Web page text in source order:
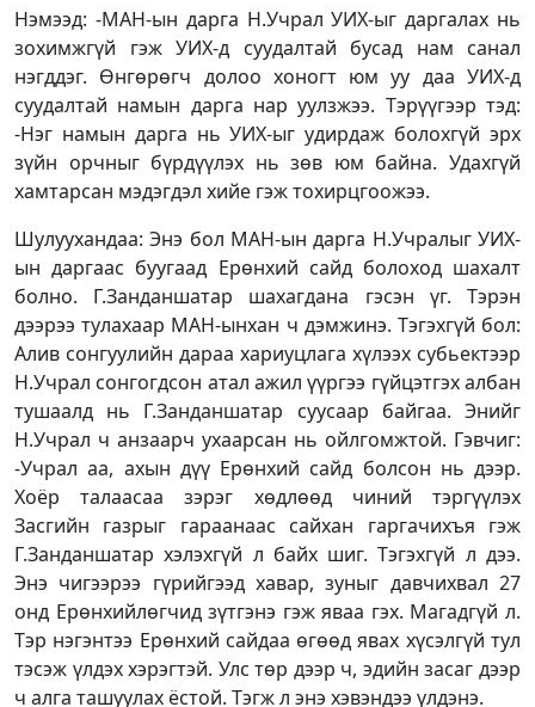
Нэмээд: -МАН-ын дарга Н.Учрал УИХ-ыг даргалах нь
зохимжгүй гэж УИХ-д суудалтай бусад нам санал
нэгддэг. Өнгөрөгч долоо хоногт юм уу даа УИХ-д
суудалтай намын дарга нар уулзжээ. Тэрүүгээр тэд:
-Нэг намын дарга нь УИХ-ыг удирдаж болохгүй эрх
зүйн орчныг бүрдүүлэх нь зөв юм байна. Удахгүй
хамтарсан мэдэгдэл хийе гэж тохирцгоожээ.
Шулуухандаа: Энэ бол МАН-ын дарга Н.Учралыг УИХ-
ын даргаас буугаад Ерөнхий сайд болоход шахалт
болно. Г.Занданшатар шахагдана гэсэн үг. Тэрэн
дээрээ тулахаар МАН-ынхан ч дэмжинэ. Тэгэхгүй бол:
Алив сонгуулийн дараа хариуцлага хүлээх субьектээр
Н.Учрал сонгогдсон атал ажил үүргээ гүйцэтгэх албан
тушаалд нь Г.Занданшатар суусаар байгаа. Энийг
Н.Учрал ч анзаарч ухаарсан нь ойлгомжтой. Гэвчиг:
-Учрал аа, ахын дүү Ерөнхий сайд болсон нь дээр.
Хоёр талаасаа зэрэг хөдлөөд чиний тэргүүлэх
Засгийн газрыг гараанаас сайхан гаргачихъя гэж
Г.Занданшатар хэлэхгүй л байх шиг. Тэгэхгүй л дээ.
Энэ чигээрээ гүрийгээд хавар, зуныг давчихвал 27
онд Ерөнхийлөгчид зүтгэнэ гэж яваа гэх. Магадгүй л.
Тэр нэгэнтээ Ерөнхий сайдаа өгөөд явах хүсэлгүй тул
тэсэж үлдэх хэрэгтэй. Улс төр дээр ч, эдийн засаг дээр
ч алга ташуулах ёстой. Тэгж л энэ хэвэндээ үлдэнэ.